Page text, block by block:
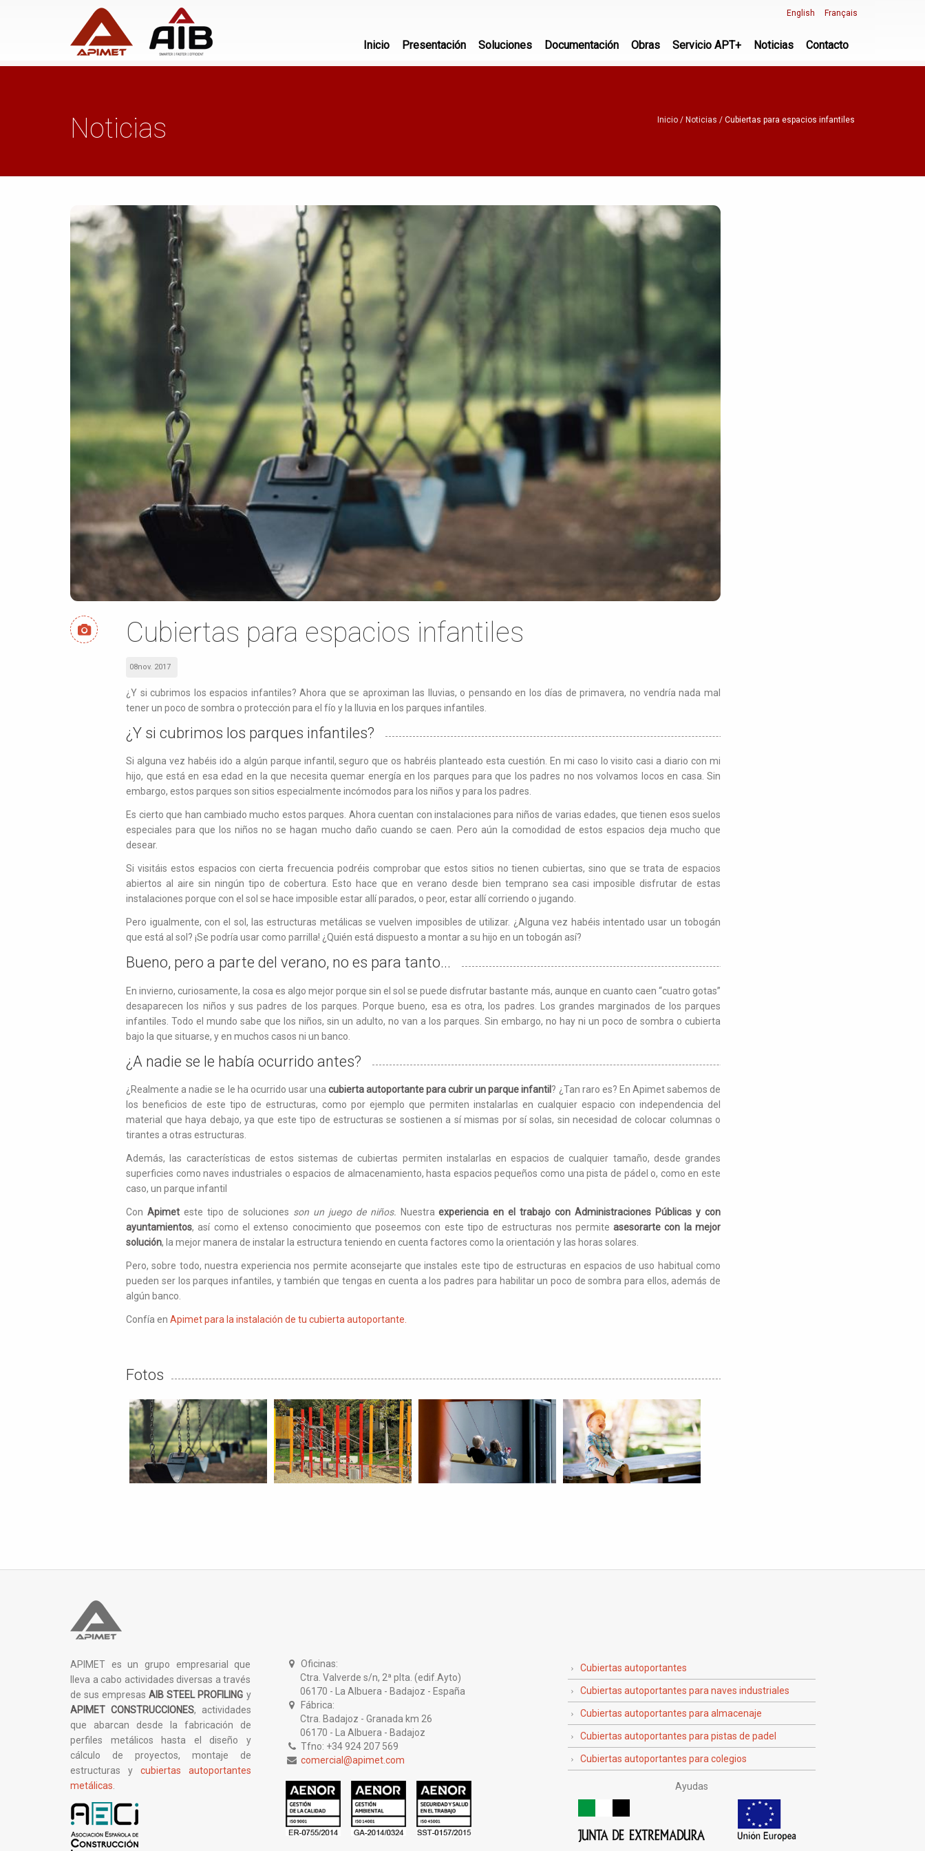
English Français
Inicio Presentación Soluciones Documentación Obras Servicio APT+ Noticias Contacto
Noticias Inicio Noticias Cubiertas para espacios infantiles
Cubiertas para espacios infantiles
08nov. 2017
¿Y si cubrimos los espacios infantiles? Ahora que se aproximan las lluvias, o pensando en los días de primavera, no vendría nada mal
tener un poco de sombra o protección para el fío y la lluvia en los parques infantiles.
¿Y si cubrimos los parques infantiles?
Si alguna vez habéis ido a algún parque infantil, seguro que os habréis planteado esta cuestión. En mi caso lo visito casi a diario con mi
hijo, que está en esa edad en la que necesita quemar energía en los parques para que los padres no nos volvamos locos en casa. Sin
embargo, estos parques son sitios especialmente incómodos para los niños y para los padres.
Es cierto que han cambiado mucho estos parques. Ahora cuentan con instalaciones para niños de varias edades, que tienen esos suelos
especiales para que los niños no se hagan mucho daño cuando se caen. Pero aún la comodidad de estos espacios deja mucho que
desear.
Si visitáis estos espacios con cierta frecuencia podréis comprobar que estos sitios no tienen cubiertas, sino que se trata de espacios
abiertos al aire sin ningún tipo de cobertura. Esto hace que en verano desde bien temprano sea casi imposible disfrutar de estas
instalaciones porque con el sol se hace imposible estar allí parados, o peor, estar allí corriendo o jugando.
Pero igualmente, con el sol, las estructuras metálicas se vuelven imposibles de utilizar. ¿Alguna vez habéis intentado usar un tobogán
que está al sol? ¡Se podría usar como parrilla! ¿Quién está dispuesto a montar a su hijo en un tobogán así?
Bueno, pero a parte del verano, no es para tanto...
En invierno, curiosamente, la cosa es algo mejor porque sin el sol se puede disfrutar bastante más, aunque en cuanto caen “cuatro gotas”
desaparecen los niños y sus padres de los parques. Porque bueno, esa es otra, los padres. Los grandes marginados de los parques
infantiles. Todo el mundo sabe que los niños, sin un adulto, no van a los parques. Sin embargo, no hay ni un poco de sombra o cubierta
bajo la que situarse, y en muchos casos ni un banco.
¿A nadie se le había ocurrido antes?
¿Realmente a nadie se le ha ocurrido usar una cubierta autoportante para cubrir un parque infantil ? ¿Tan raro es? En Apimet sabemos de
los beneficios de este tipo de estructuras, como por ejemplo que permiten instalarlas en cualquier espacio con independencia del
material que haya debajo, ya que este tipo de estructuras se sostienen a sí mismas por sí solas, sin necesidad de colocar columnas o
tirantes a otras estructuras.
Además, las características de estos sistemas de cubiertas permiten instalarlas en espacios de cualquier tamaño, desde grandes
superficies como naves industriales o espacios de almacenamiento, hasta espacios pequeños como una pista de pádel o, como en este
caso, un parque infantil
ConApimet este tipo de soluciones son un juego de niños. Nuestraexperiencia en el trabajo con Administraciones Públicas y con
ayuntamientos, así como el extenso conocimiento que poseemos con este tipo de estructuras nos permiteasesorarte con la mejor
solución, la mejor manera de instalar la estructura teniendo en cuenta factores como la orientación y las horas solares.
Pero, sobre todo, nuestra experiencia nos permite aconsejarte que instales este tipo de estructuras en espacios de uso habitual como
pueden ser los parques infantiles, y también que tengas en cuenta a los padres para habilitar un poco de sombra para ellos, además de
algún banco.
Confía enApimet para la instalación de tu cubierta autoportante.
Fotos
APIMET es un grupo empresarial que
lleva a cabo actividades diversas a través
de sus empresasAIB STEEL PROFILING y
APIMET CONSTRUCCIONES, actividades
que abarcan desde la fabricación de
perfiles metálicos hasta el diseño y
cálculo de proyectos, montaje de
estructuras y cubiertas autoportantes
metálicas
Oficinas:
Ctra. Valverde s/n, 2ª plta. (edif.Ayto)
06170 - La Albuera - Badajoz - España
Fábrica:
Ctra. Badajoz - Granada km 26
06170 - La Albuera - Badajoz
Tfno: +34 924 207 569
comercial@apimet.com
Cubiertas autoportantes
Cubiertas autoportantes para naves industriales
Cubiertas autoportantes para almacenaje
Cubiertas autoportantes para pistas de padel
Cubiertas autoportantes para colegios
Ayudas